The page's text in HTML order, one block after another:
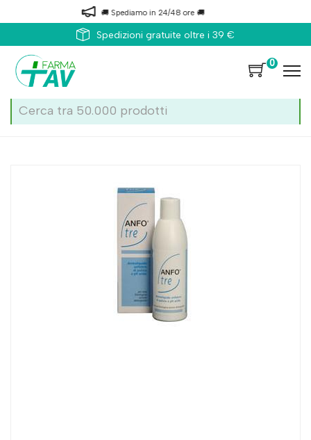
🚚 Spediamo in 24/48 ore 🚚
Spedizioni gratuite oltre i 39 €
0